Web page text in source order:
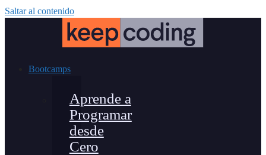
Saltar al contenido
Bootcamps
Aprende a
Programar
desde
Cero